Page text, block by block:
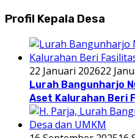
Profil Kepala Desa
22 Januari 202622
Lurah Bangunharjo
Aset Kalurahan Beri